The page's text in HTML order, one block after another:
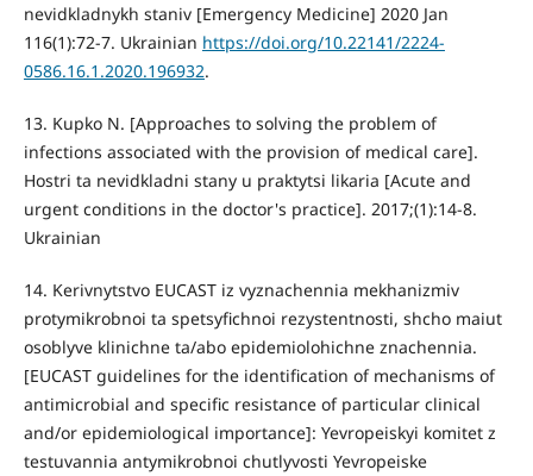
nevidkladnykh staniv [Emergency Medicine] 2020 Jan
116(1):72-7. Ukrainian https://doi.org/10.22141/2224-
0586.16.1.2020.196932.
13. Kupko N. [Approaches to solving the problem of
infections associated with the provision of medical care].
Hostri ta nevidkladni stany u praktytsi likaria [Acute and
urgent conditions in the doctor's practice]. 2017;(1):14-8.
Ukrainian
14. Kerivnytstvo EUCAST iz vyznachennia mekhanizmiv
protymikrobnoi ta spetsyfichnoi rezystentnosti, shcho maiut
osoblyve klinichne ta/abo epidemiolohichne znachennia.
[EUCAST guidelines for the identification of mechanisms of
antimicrobial and specific resistance of particular clinical
and/or epidemiological importance]: Yevropeiskyi komitet z
testuvannia antymikrobnoi chutlyvosti Yevropeiske